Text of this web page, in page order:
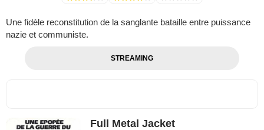
Une fidèle reconstitution de la sanglante bataille entre puissance
nazie et communiste.
STREAMING
Full Metal Jacket